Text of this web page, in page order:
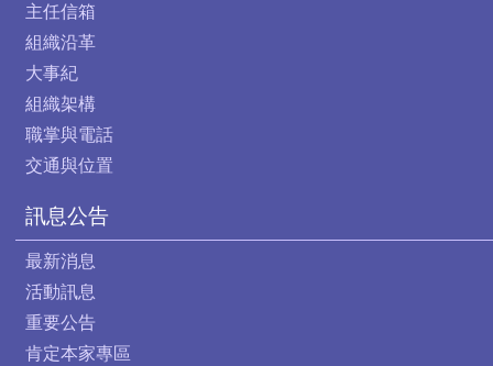
主任信箱
組織沿革
大事紀
組織架構
職掌與電話
交通與位置
訊息公告
最新消息
活動訊息
重要公告
肯定本家專區